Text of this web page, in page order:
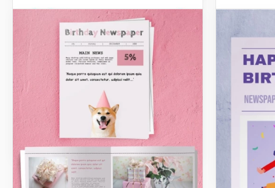
Listas de cumpleaños
Lista de cumpleaños colorida
¡Dile hola a nuestra plantilla de Lista
de Cumpleaños Colorida! Es un
diseño divertido y alegre que hará tu
día especial aún más alegre.
Lista
Paso al
Lista de